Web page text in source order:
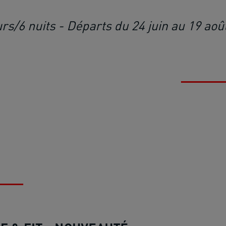
6 nuits - Départs du 24 juin au 19